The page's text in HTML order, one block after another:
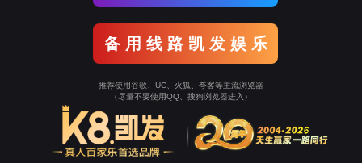
返回威尼斯(中
国)2939